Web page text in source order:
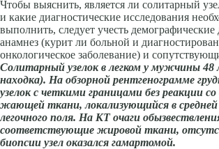
Чтобы выяснить, является ли солитарный
и какие диагно­стические исследования
выполнить, следует учесть
анамнез (курит ли больной и
онкологическое заболевание) и
Солитарный узелок в легком у мужчины 48
находка). На обзорной рентгенограмме
узелок с четкими граница­ми без реакции
жающей ткани, локализующийся в средней
легочного поля. На КТ очаги
соответствующие жировой ткани,
биопсии узел оказался гамарто­мой.